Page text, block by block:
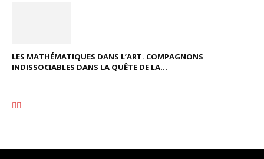
LES MATHÉMATIQUES DANS L’ART. COMPAGNONS
INDISSOCIABLES DANS LA QUÊTE DE LA...